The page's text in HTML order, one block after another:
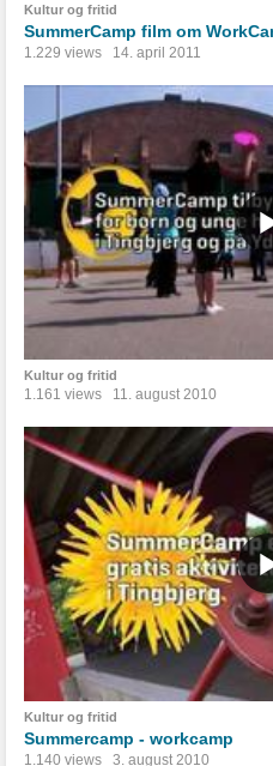
Kultur og fritid
SummerCamp film om
1.229 views 14. april 2011
Kultur og fritid
1.161 views 11. august 2010
Kultur og fritid
Summercamp - workcamp
1.140 views 3. august 2010